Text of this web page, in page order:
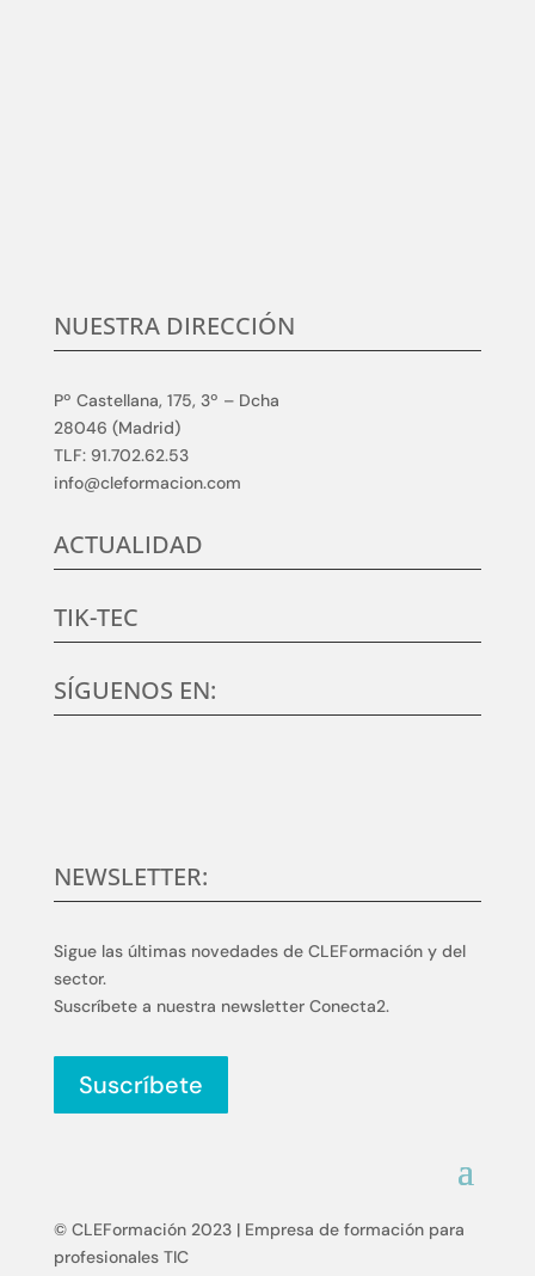
NUESTRA DIRECCIÓN
Pº Castellana, 175, 3º – Dcha
28046 (Madrid)
TLF: 91.702.62.53
info@cleformacion.com
ACTUALIDAD
TIK-TEC
SÍGUENOS EN:
NEWSLETTER:
Sigue las últimas novedades de CLEFormación y del
sector.
Suscríbete a nuestra newsletter Conecta2.
Suscríbete
© CLEFormación 2023 | Empresa de formación para
profesionales TIC